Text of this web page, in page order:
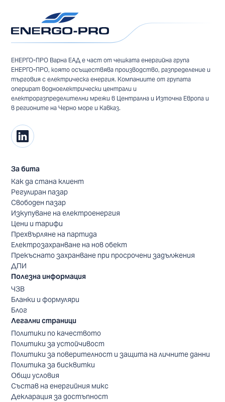
ЕНЕРГО-ПРО Варна ЕАД е част от чешката енергийна група
ЕНЕРГО-ПРО, която осъществява производство, разпределение и
търговия с електрическа енергия. Компаниите от групата
оперират водноелектрически централи и
електроразпределителни мрежи в Централна и Източна Европа и
в регионите на Черно море и Кавказ.
За бита
Как да стана клиент
Регулиран пазар
Свободен пазар
Изкупуване на електроенергия
Цени и тарифи
Прехвърляне на партида
Електрозахранване на нов обект
Прекъснато захранване при просрочени задължения
ДПИ
Полезна информация
ЧЗВ
Бланки и формуляри
Блог
Легални страници
Политики по качеството
Политики за устойчивост
Политики за поверителност и защита на личните данни
Политика за бисквитки
Общи условия
Състав на енергийния микс
Декларация за достъпност